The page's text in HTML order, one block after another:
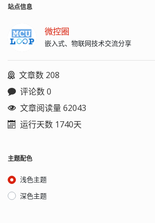
全局的。配置文件中可以定义多个模
一个消息文件，当客户连接服务器时该
文件的内容显示给客户，默认是没有
motd 文件的。该文件有无都不影响
给 syslog。 pid file 指定 rsync 的 pid 文
件。 syslog facility 指定 rsync 发送日志
消息给 syslog 时的消息级别，常见的消
息级别是：uth, authpriv, cron,
daemon, ftp, kern, lpr, mail, news,
security, sys-log, user, uucp, local0,
comment 给模块指定一个描述，该描述
连同模块名在客户连接得到模块列表时
显示给客户。默认没有描述定义。 path
指定该模块的供备份的目录树路径，该
参数是必须指定的。 use chroot 如果
"use chroot" 指定为 true，那么 rsync
Asia/Shanghai $ date Wed Sep 15
timedatectl set-ntp true 然后会启动
chronyd 服务来同步时间，chronyd 的
配置文件：/etc/chrony.conf 4、其他同
/dev/null 2>&...
站点信息
微控圈
嵌入式、物联网技术交流分享
文章数 208
评论数 0
文章阅读量 62043
运行天数 1740天
主题配色
浅色主题
深色主题